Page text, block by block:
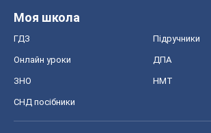
Моя школа
ГДЗ Підручники
Онлайн уроки ДПА
ЗНО НМТ
СНД посібники